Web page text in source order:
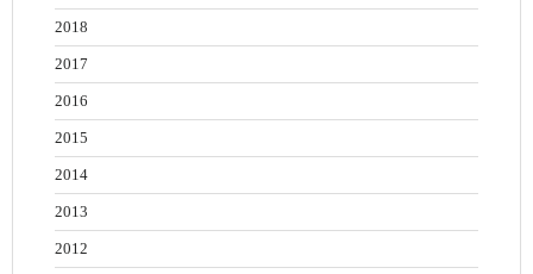
2018
2017
2016
2015
2014
2013
2012